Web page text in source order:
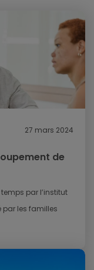
27 mars 2024
de
par l’institut
par les familles